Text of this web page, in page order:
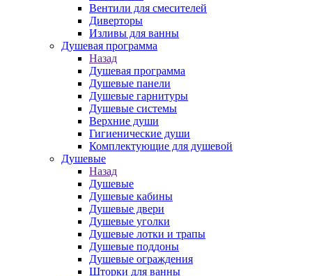
Вентили для смесителей
Диверторы
Изливы для ванны
Душевая программа
Назад
Душевая программа
Душевые панели
Душевые гарнитуры
Душевые системы
Верхние души
Гигиенические души
Комплектующие для душевой
Душевые
Назад
Душевые
Душевые кабины
Душевые двери
Душевые уголки
Душевые лотки и трапы
Душевые поддоны
Душевые ограждения
Шторки для ванны